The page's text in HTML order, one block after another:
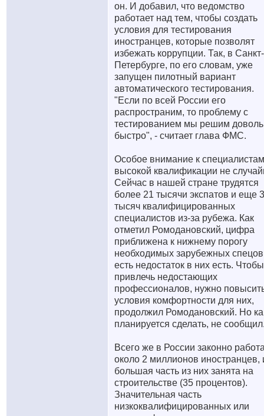
он. И добавил, что ведомство
работает над тем, чтобы создать
условия для тестирования
иностранцев, которые позволят
избежать коррупции. Так, в Санкт-
Петербурге, по его словам, уже
запущен пилотный вариант
автоматического тестирования.
"Если по всей России его
распространим, то проблему с
тестированием мы решим
быстро", - считает глава ФМС.
Особое внимание к специалистам
высокой квалификации не
Сейчас в нашей стране трудятся
более 21 тысячи экспатов и еще
тысяч квалифицированных
специалистов из-за рубежа. Как
отметил Ромодановский, цифра
приближена к нижнему порогу
необходимых зарубежных
есть недостаток в них есть. Чтобы
привлечь недостающих
профессионалов, нужно
условия комфортности для них,
продолжил Ромодановский. Но
планируется сделать, не
Всего же в России законно
около 2 миллионов иностранцев,
большая часть из них занята на
строительстве (35 процентов).
Значительная часть
низкоквалифицированных или